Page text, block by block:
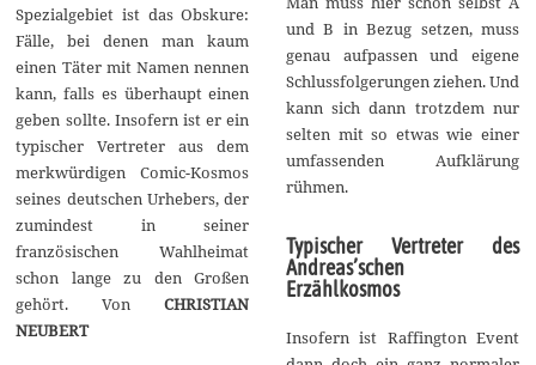
Spezialgebiet ist das Obskure:
Fälle, bei denen man kaum
einen Täter mit Namen nennen
kann, falls es überhaupt einen
geben sollte. Insofern ist er ein
typischer Vertreter aus dem
merkwürdigen Comic-Kosmos
seines deutschen Urhebers, der
zumindest in seiner
französischen Wahlheimat
schon lange zu den Großen
gehört. VonCHRISTIAN
NEUBERT
und B in Bezug setzen, muss
genau aufpassen und eigene
Schlussfolgerungen ziehen. Und
kann sich dann trotzdem nur
selten mit so etwas wie einer
umfassenden Aufklärung
rühmen.
Typischer Vertreter des
Andreas’schen
Erzählkosmos
Insofern ist Raffington Event